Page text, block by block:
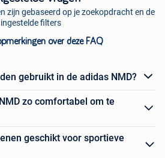
zijn gebaseerd op je zoekopdracht en de
ingestelde filters
over deze FAQ
gebruikt in de adidas NMD?
zo comfortabel om te
geschikt voor sportieve